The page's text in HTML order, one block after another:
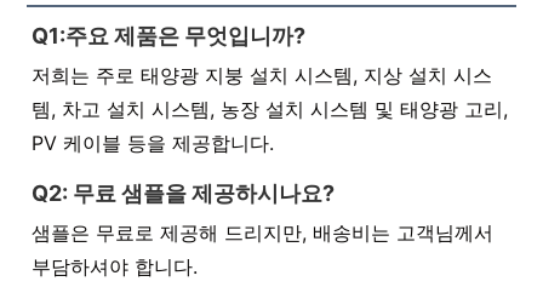
Q1:주요 제품은 무엇입니까?
저희는 주로 태양광 지붕 설치 시스템, 지상 설치 시스
템, 차고 설치 시스템, 농장 설치 시스템 및 태양광 고리,
PV 케이블 등을 제공합니다.
Q2: 무료 샘플을 제공하시나요?
샘플은 무료로 제공해 드리지만, 배송비는 고객님께서
부담하셔야 합니다.